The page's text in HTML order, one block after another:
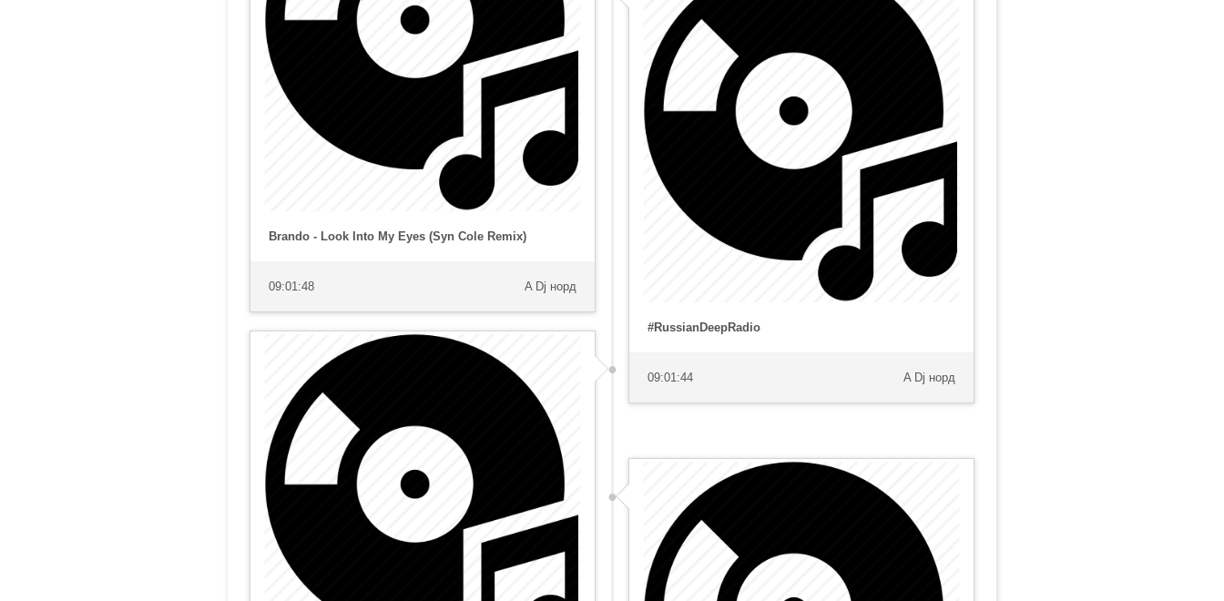
Brando - Look Into My Eyes (Syn Cole Remix)
09:01:48 A Dj норд
#RussianDeepRadio
09:01:44 A Dj норд